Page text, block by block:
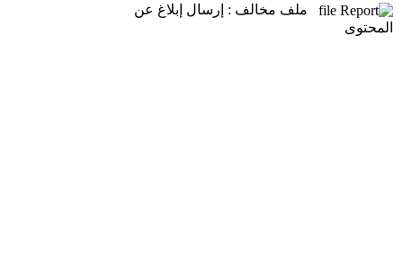
ملف مخالف : إرسال إبلاغ عن
المحتوى